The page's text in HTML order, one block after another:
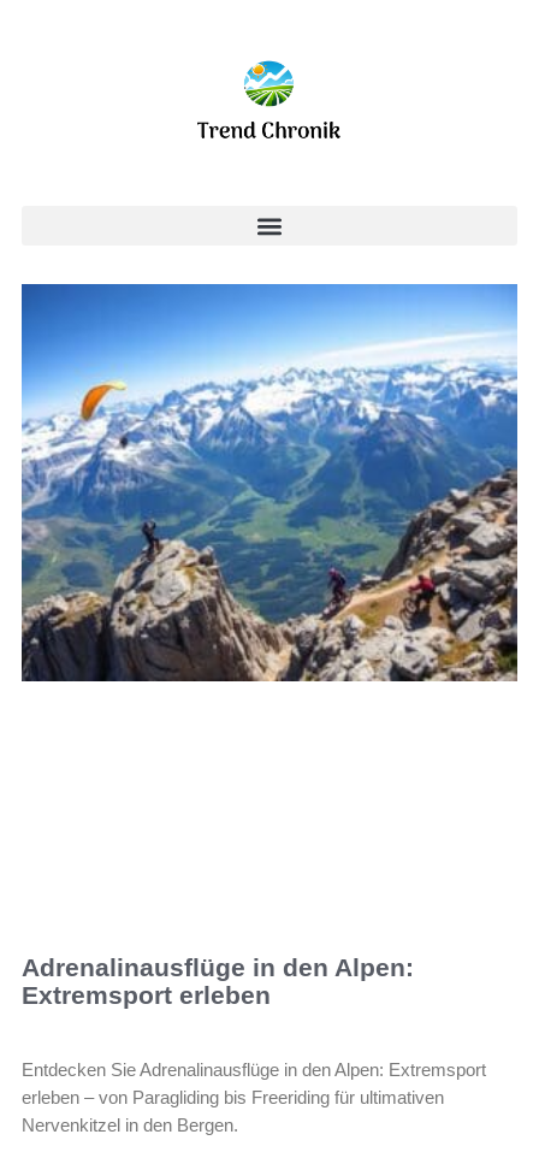
Adrenalinausflüge in den Alpen:
Extremsport erleben
Entdecken Sie Adrenalinausflüge in den Alpen: Extremsport
erleben – von Paragliding bis Freeriding für ultimativen
Nervenkitzel in den Bergen.